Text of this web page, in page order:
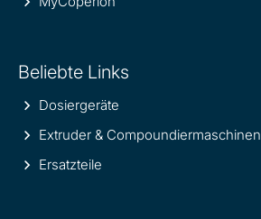
Beliebte Links
Dosiergeräte
Extruder & Compoundiermaschinen
Ersatzteile